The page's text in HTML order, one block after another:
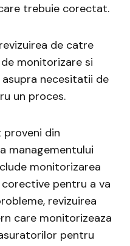
trebuie corectat.
de catre
monitorizare si
necesitatii de
un proces.
din
managementului
monitorizarea
pentru a va
revizuirea
care monitorizeaza
pentru